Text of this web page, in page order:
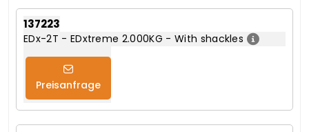
137223
EDx-2T - EDxtreme 2.000KG - With shackles
Preisanfrage